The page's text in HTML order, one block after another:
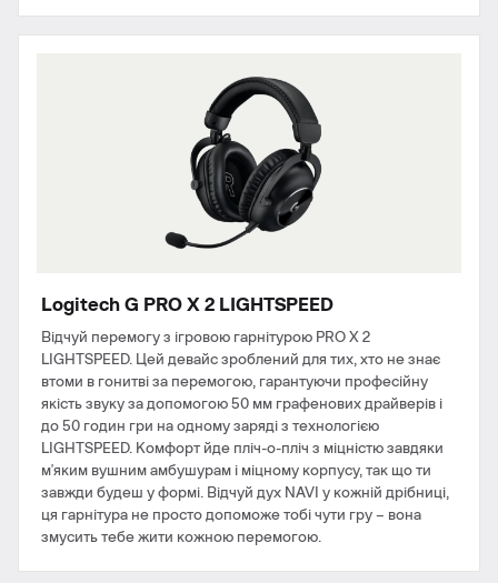
Logitech G PRO X 2 LIGHTSPEED
Відчуй перемогу з ігровою гарнітурою PRO X 2
LIGHTSPEED. Цей девайс зроблений для тих, хто не знає
втоми в гонитві за перемогою, гарантуючи професійну
якість звуку за допомогою 50 мм графенових драйверів і
до 50 годин гри на одному заряді з технологією
LIGHTSPEED. Комфорт йде пліч-о-пліч з міцністю завдяки
м'яким вушним амбушурам і міцному корпусу, так що ти
завжди будеш у формі. Відчуй дух NAVI у кожній дрібниці,
ця гарнітура не просто допоможе тобі чути гру – вона
змусить тебе жити кожною перемогою.